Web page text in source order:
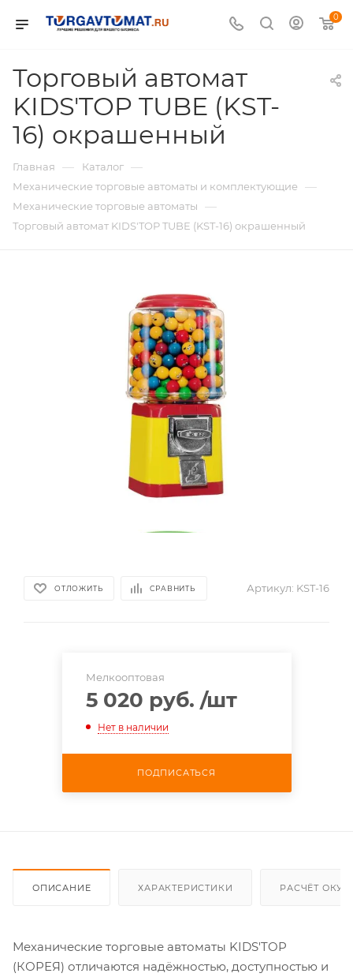
0
Торговый автомат
KIDS'TOP TUBE (KST-
16) окрашенный
Главная — Каталог —
Механические торговые автоматы и комплектующие —
Механические торговые автоматы —
Торговый автомат KIDS'TOP TUBE (KST-16) окрашенный
ОТЛОЖИТЬ СРАВНИТЬ Артикул: KST-16
Мелкооптовая
5 020 руб. /шт
Нет в наличии
ПОДПИСАТЬСЯ
ОПИСАНИЕ ХАРАКТЕРИСТИКИ РАСЧЁТ
Механические торговые автоматы KIDS'TOP
(КОРЕЯ) отличаются надёжностью, доступностью и